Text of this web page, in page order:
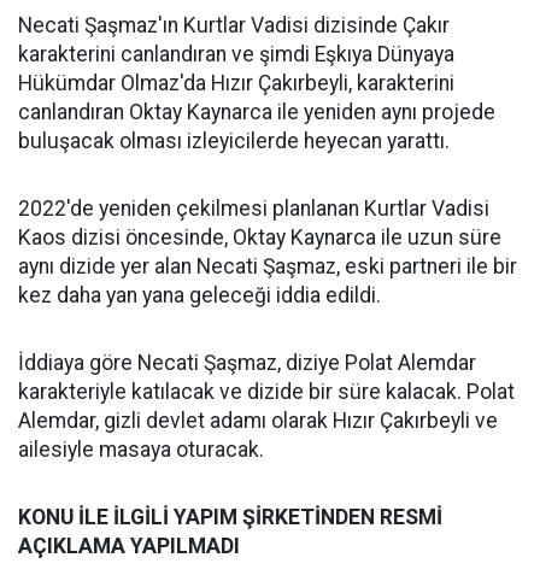
Necati Şaşmaz'ın Kurtlar Vadisi dizisinde Çakır
karakterini canlandıran ve şimdi Eşkıya Dünyaya
Hükümdar Olmaz'da Hızır Çakırbeyli, karakterini
canlandıran Oktay Kaynarca ile yeniden aynı projede
buluşacak olması izleyicilerde heyecan yarattı.
2022'de yeniden çekilmesi planlanan Kurtlar Vadisi
Kaos dizisi öncesinde, Oktay Kaynarca ile uzun süre
aynı dizide yer alan Necati Şaşmaz, eski partneri ile bir
kez daha yan yana geleceği iddia edildi.
İddiaya göre Necati Şaşmaz, diziye Polat Alemdar
karakteriyle katılacak ve dizide bir süre kalacak. Polat
Alemdar, gizli devlet adamı olarak Hızır Çakırbeyli ve
ailesiyle masaya oturacak.
KONU İLE İLGİLİ YAPIM ŞİRKETİNDEN RESMİ
AÇIKLAMA YAPILMADI